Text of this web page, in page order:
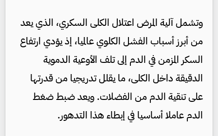
وتشمل آلية المرض اعتلال الكلى السكري، الذي يعد
من أبرز أسباب الفشل الكلوي عالميا، إذ يؤدي ارتفاع
السكر المزمن في الدم إلى تلف الأوعية الدموية
الدقيقة داخل الكلى، ما يقلل تدريجيا من قدرتها
على تنقية الدم من الفضلات. ويعد ضبط ضغط
الدم عاملا أساسيا في إبطاء هذا التدهور.